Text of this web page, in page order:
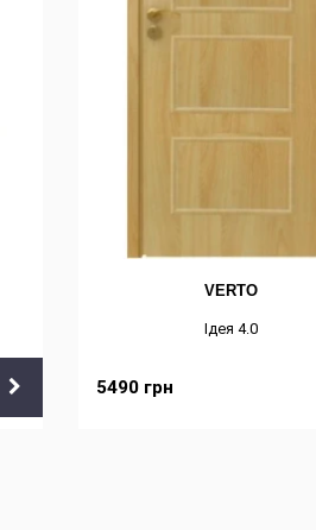
VERTO
Ідея 4.0
5490 грн